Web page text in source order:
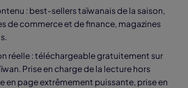
: best-sellers taïwanais de la saison,
de commerce et de finance, magazines
réelle : téléchargeable gratuitement sur
Prise en charge de la lecture hors
en page extrêmement puissante, prise en